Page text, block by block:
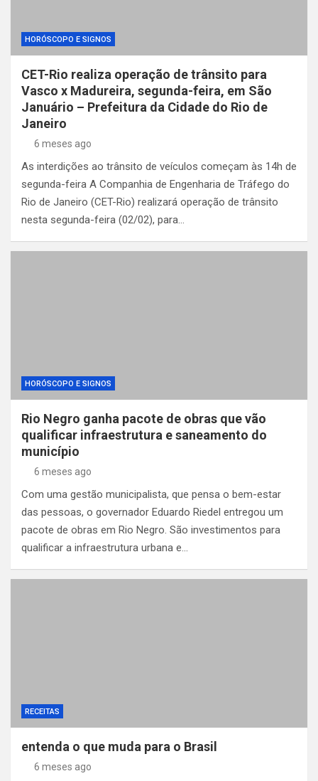
HORÓSCOPO E SIGNOS
CET-Rio realiza operação de trânsito para
Vasco x Madureira, segunda-feira, em São
Januário – Prefeitura da Cidade do Rio de
Janeiro
6 meses ago
As interdições ao trânsito de veículos começam às 14h de
segunda-feira A Companhia de Engenharia de Tráfego do
Rio de Janeiro (CET-Rio) realizará operação de trânsito
nesta segunda-feira (02/02), para…
HORÓSCOPO E SIGNOS
Rio Negro ganha pacote de obras que vão
qualificar infraestrutura e saneamento do
município
6 meses ago
Com uma gestão municipalista, que pensa o bem-estar
das pessoas, o governador Eduardo Riedel entregou um
pacote de obras em Rio Negro. São investimentos para
qualificar a infraestrutura urbana e…
RECEITAS
entenda o que muda para o Brasil
6 meses ago